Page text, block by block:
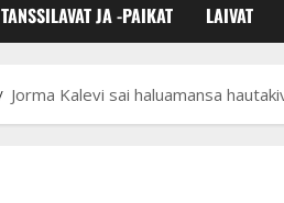
TANSSILAVAT JA -PAIKAT LAIVAT
Jorma Kalevi sai haluamansa